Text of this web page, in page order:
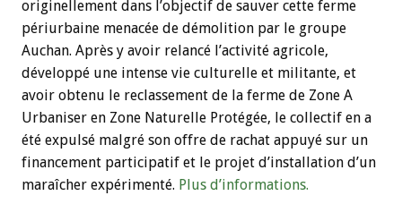
originellement dans l’objectif de sauver cette ferme
périurbaine menacée de démolition par le groupe
Auchan. Après y avoir relancé l’activité agricole,
développé une intense vie culturelle et militante, et
avoir obtenu le reclassement de la ferme de Zone A
Urbaniser en Zone Naturelle Protégée, le collectif en a
été expulsé malgré son offre de rachat appuyé sur un
financement participatif et le projet d’installation d’un
maraîcher expérimenté. Plus d’informations.